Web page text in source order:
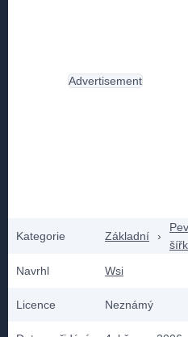
Kategorie Základní ›
Navrhl
Wsi
Licence Neznámý
Advertisement